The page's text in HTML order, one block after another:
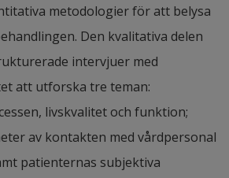
metodologier för att belysa
Den kvalitativa delen
intervjuer med
att utforska tre teman:
livskvalitet och funktion;
av kontakten med vårdpersonal
patienternas subjektiva